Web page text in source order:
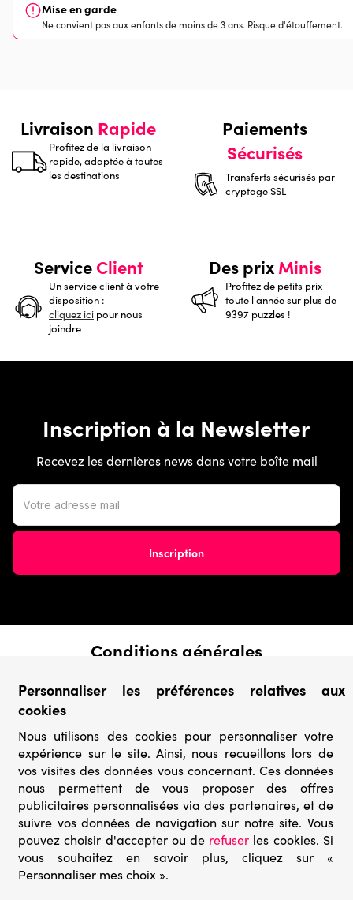
Mise en garde
Ne convient pas aux enfants de moins de 3 ans. Risque d'étouffement.
Livraison Rapide
Profitez de la livraison
rapide, adaptée à toutes
les destinations
Paiements
Sécurisés
Transferts sécurisés par
cryptage SSL
ServiceClient
Un service client à votre
disposition :
cliquez ici pour nous
joindre
Des prixMinis
Profitez de petits prix
toute l'année sur plus de
9397 puzzles !
Inscription à la Newsletter
Recevez les dernières news dans votre boîte mail
Conditions générales
› Conditions d’utilisation
› Confidentialité & Protection des Données
Catégories
› Marques
› Derniers arrivages
› Puzzles mystères
› Prix minis
© Go-puzzle.fr 2026 – Tous droits réservés
Personnaliser les préférences relatives aux
cookies
Nous utilisons des cookies pour personnaliser votre
expérience sur le site. Ainsi, nous recueillons lors de
vos visites des données vous concernant. Ces données
nous permettent de vous proposer des offres
publicitaires personnalisées via des partenaires, et de
suivre vos données de navigation sur notre site. Vous
pouvez choisir d'accepter ou de refuser les cookies. Si
vous souhaitez en savoir plus, cliquez sur «
Personnaliser mes choix ».